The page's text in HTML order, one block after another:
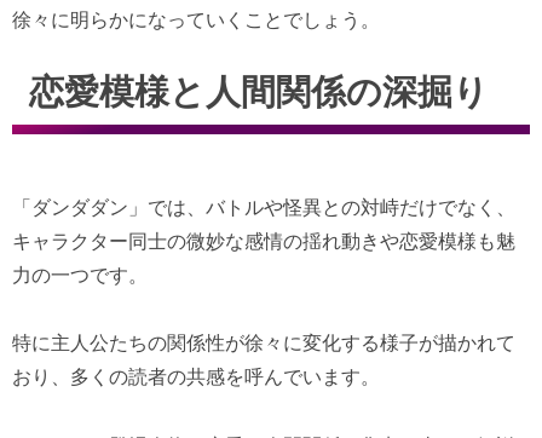
徐々に明らかになっていくことでしょう。
恋愛模様と人間関係の深掘り
「ダンダダン」では、バトルや怪異との対峙だけでなく、
キャラクター同士の微妙な感情の揺れ動きや恋愛模様も魅
力の一つです。
特に主人公たちの関係性が徐々に変化する様子が描かれて
おり、多くの読者の共感を呼んでいます。